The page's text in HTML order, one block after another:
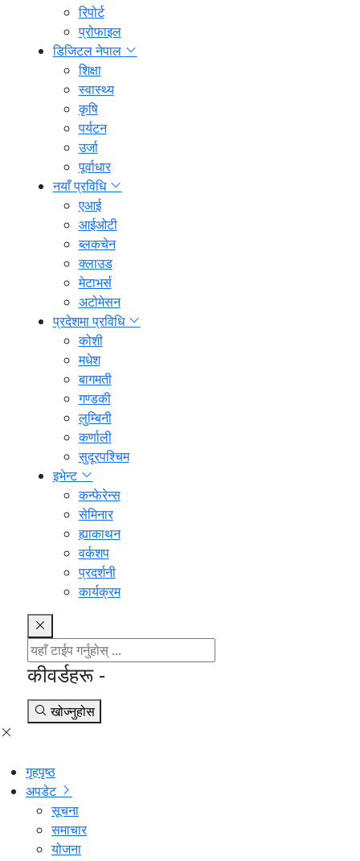
रिपोर्ट
प्रोफाइल
डिजिटल नेपाल
शिक्षा
स्वास्थ्य
कृषि
पर्यटन
उर्जा
पूर्वाधार
नयाँ प्रविधि
एआई
आईओटी
ब्लकचेन
क्लाउड
मेटाभर्स
अटोमेसन
प्रदेशमा प्रविधि
कोशी
मधेश
बागमती
गण्डकी
लुम्बिनी
कर्णाली
सुदूरपश्चिम
इभेन्ट
कन्फेरेन्स
सेमिनार
ह्याकाथन
वर्कशप
प्रदर्शनी
कार्यक्रम
कीवर्डहरू -
खोज्नुहोस
गृहपृष्ठ
अपडेट
सूचना
समाचार
योजना